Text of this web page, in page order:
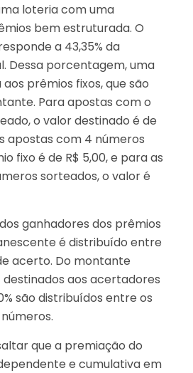
loteria com uma
bem estruturada. O
a 43,35% da
Dessa porcentagem, uma
prêmios fixos, que são
Para apostas com o
o valor destinado é de
apostas com 4 números
fixo é de R$ 5,00, e para as
sorteados, o valor é
ganhadores dos prêmios
é distribuído entre
acerto. Do montante
destinados aos acertadores
são distribuídos entre os
que a premiação do
e cumulativa em